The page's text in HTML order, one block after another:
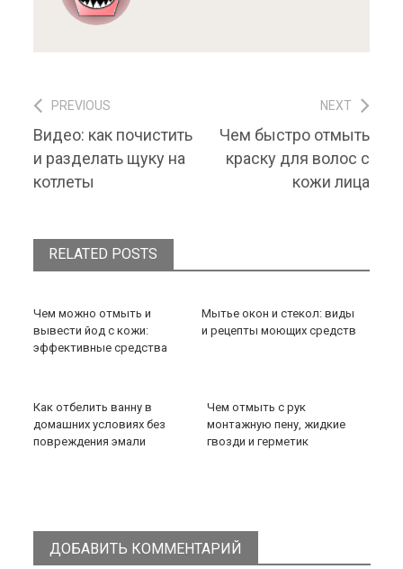
Навигация по записям
PREVIOUS
Previous post:
Видео: как почистить
и разделать щуку на
котлеты
NEXT
Next post:
Чем быстро отмыть
краску для волос с
кожи лица
RELATED POSTS
Чем можно отмыть и
вывести йод с кожи:
эффективные средства
Мытье окон и стекол: виды
и рецепты моющих средств
Как отбелить ванну в
домашних условиях без
повреждения эмали
Чем отмыть с рук
монтажную пену, жидкие
гвозди и герметик
ДОБАВИТЬ КОММЕНТАРИЙ